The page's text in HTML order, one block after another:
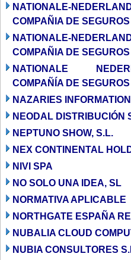
NATIONALE-
COMPAÑIA DE
NATIONALE-
COMPAÑIA DE
NATIONALE
COMPAÑÍA DE
NAZARIES
NEODAL
NEPTUNO SHOW, S.L.
NEX CONTINENTAL
NIVI SPA
NO SOLO UNA IDEA, SL
NORMATIVA APLICABLE
NORTHGATE ESPAÑA
NUBALIA CLOUD
NUBIA CONSULTORES